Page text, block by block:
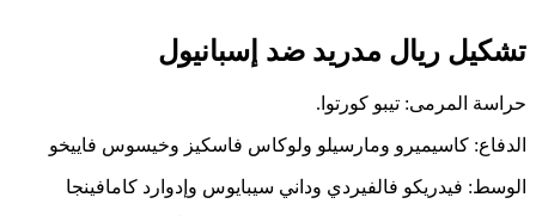
تشكيل ريال مدريد ضد إسبانيول
حراسة المرمى: تيبو كورتوا.
الدفاع: كاسيميرو ومارسيلو ولوكاس فاسكيز وخيسوس فاييخو
الوسط: فيدريكو فالفيردي وداني سيبايوس وإدوارد كامافينجا